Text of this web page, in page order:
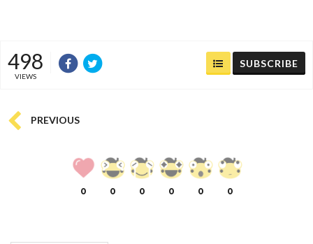
498
VIEWS
SUBSCRIBE
PREVIOUS
0 0 0 0 0 0